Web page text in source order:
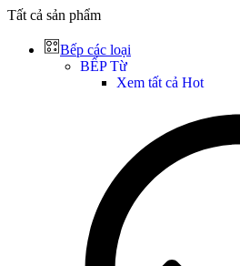
Tất cả sản phẩm
Bếp các loại
BẾP Từ
Xem tất cả Hot